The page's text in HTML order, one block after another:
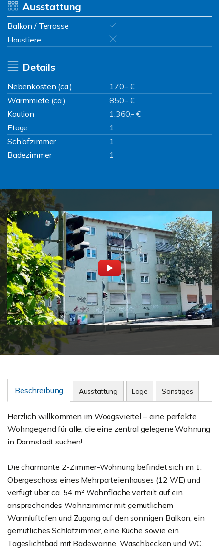
Ausstattung
Balkon / Terrasse
Haustiere
Details
Nebenkosten (ca.)
170,- €
Warmmiete (ca.)
850,- €
Kaution
1.360,- €
Etage
1
Schlafzimmer
1
Badezimmer
1
Beschreibung Ausstattung Lage Sonstiges
Herzlich willkommen im Woogsviertel – eine perfekte
Wohngegend für alle, die eine zentral gelegene Wohnung
in Darmstadt suchen!
Die charmante 2-Zimmer-Wohnung befindet sich im 1.
Obergeschoss eines Mehrparteienhauses (12 WE) und
verfügt über ca. 54 m² Wohnfläche verteilt auf ein
ansprechendes Wohnzimmer mit gemütlichem
Warmluftofen und Zugang auf den sonnigen Balkon, ein
gemütliches Schlafzimmer, eine Küche sowie ein
Tageslichtbad mit Badewanne, Waschbecken und WC.